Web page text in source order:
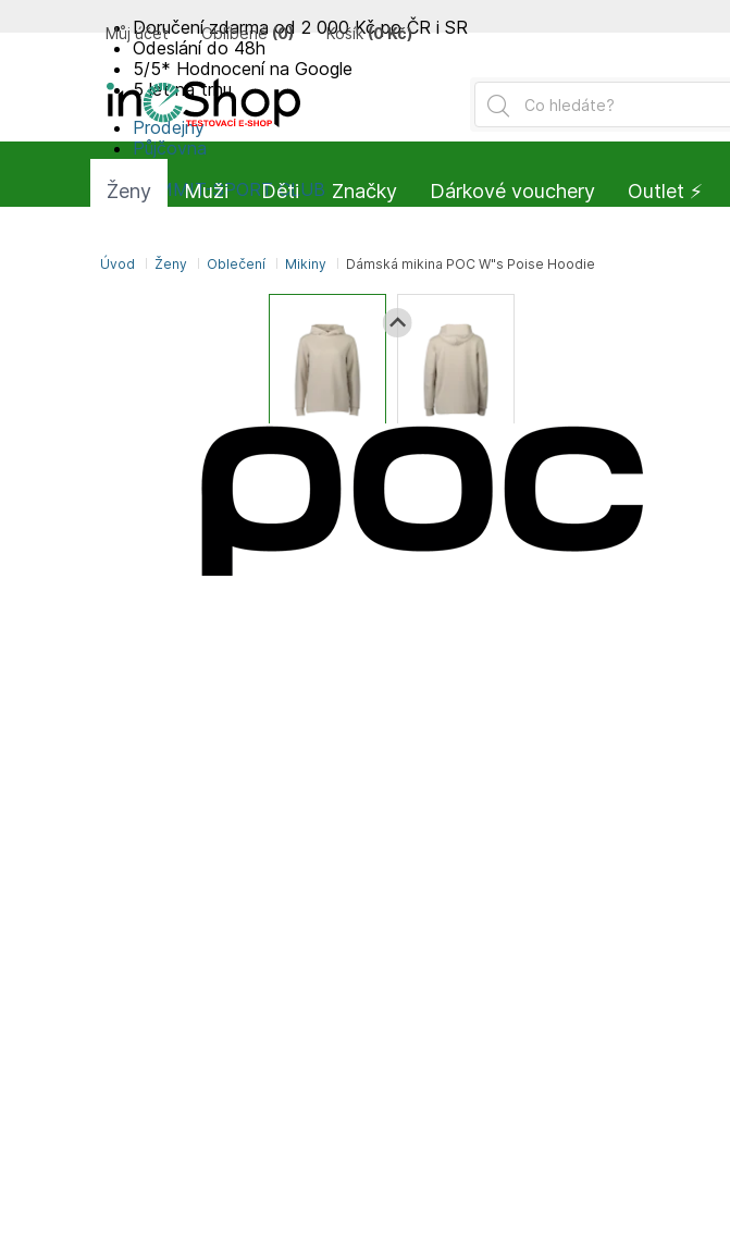
Doručení zdarma od 2 000 Kč po ČR i SR
Odeslání do 48h
5/5* Hodnocení na Google
5 let na trhu
Prodejny
Půjčovna
SUMMIT-SPORT CLUB
Můj účet Oblíbené (0) Košík (0 Kč)
Úvod Ženy Oblečení Mikiny Dámská mikina POC W"s Poise Hoodie
Ženy Muži Děti Značky Dárkové vouchery Outlet ⚡️